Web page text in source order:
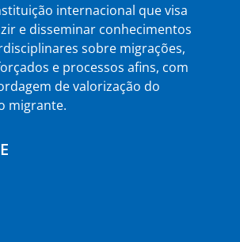
internacional que visa
e disseminar conhecimentos
sobre migrações,
e processos afins, com
de valorização do
migrante.